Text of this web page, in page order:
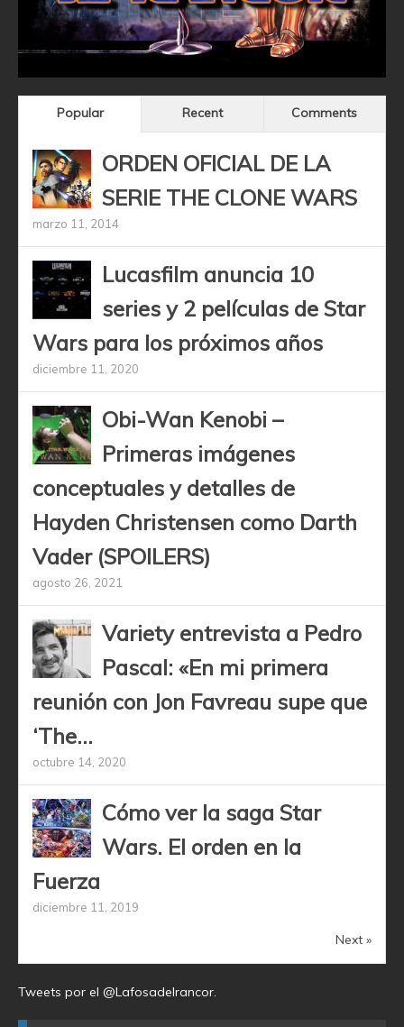
Popular Recent Comments
ORDEN OFICIAL DE LA
SERIE THE CLONE WARS
marzo 11, 2014
Lucasfilm anuncia 10
series y 2 películas de Star
Wars para los próximos años
diciembre 11, 2020
Obi-Wan Kenobi –
Primeras imágenes
conceptuales y detalles de
Hayden Christensen como Darth
Vader (SPOILERS)
agosto 26, 2021
Variety entrevista a Pedro
Pascal: «En mi primera
reunión con Jon Favreau supe que
‘The...
octubre 14, 2020
Cómo ver la saga Star
Wars. El orden en la
Fuerza
diciembre 11, 2019
Next »
Tweets por el @Lafosadelrancor.